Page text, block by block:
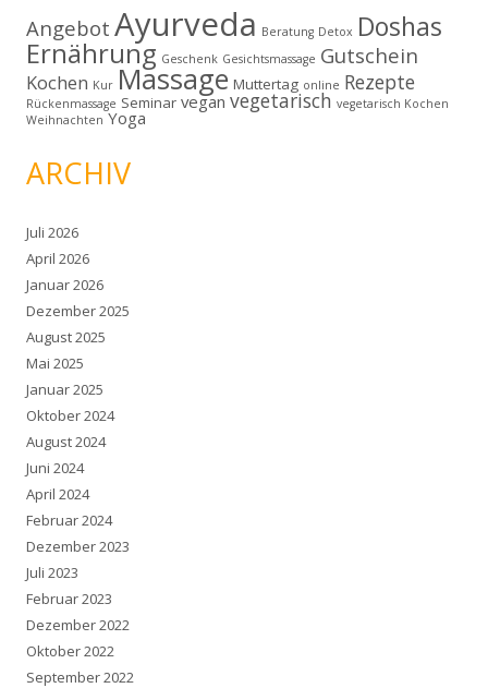
Angebot Ayurveda Beratung Detox Doshas
Ernährung Geschenk Gesichtsmassage Gutschein
Kochen Kur Massage Muttertag online Rezepte
Rückenmassage Seminar vegan vegetarisch vegetarisch Kochen
Weihnachten Yoga
ARCHIV
Juli 2026
April 2026
Januar 2026
Dezember 2025
August 2025
Mai 2025
Januar 2025
Oktober 2024
August 2024
Juni 2024
April 2024
Februar 2024
Dezember 2023
Juli 2023
Februar 2023
Dezember 2022
Oktober 2022
September 2022